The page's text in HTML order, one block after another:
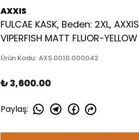
AXXIS
FULCAE KASK, Beden: 2XL,
VIPERFISH MATT FLUOR-YELLOW
Ürün Kodu: AXS.0010.000042
₺ 3,600.00
Paylaş: